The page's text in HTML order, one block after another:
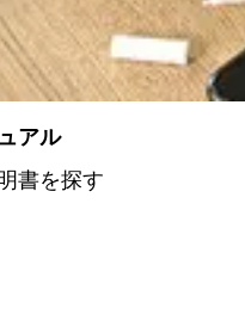
アル
書を探す